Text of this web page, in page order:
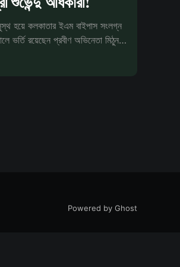
হয়ে কলকাতার ইএম বাইপাস সংলগ্ন
ভর্তি রয়েছেন প্রবীণ অভিনেতা মিঠুন
Powered by Ghost